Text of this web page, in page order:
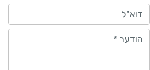
דוא"ל
הודעה *